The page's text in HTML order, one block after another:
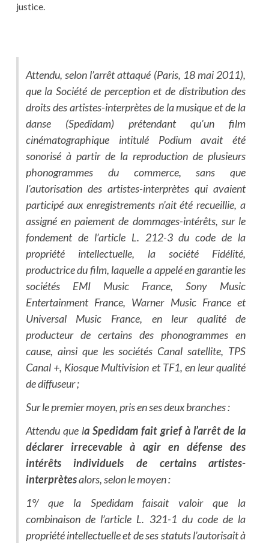
justice.
Attendu, selon l’arrêt attaqué (Paris, 18 mai 2011),
que la Société de perception et de distribution des
droits des artistes-interprètes de la musique et de la
danse (Spedidam) prétendant qu’un film
cinématographique intitulé Podium avait été
sonorisé à partir de la reproduction de plusieurs
phonogrammes du commerce, sans que
l’autorisation des artistes-interprètes qui avaient
participé aux enregistrements n’ait été recueillie, a
assigné en paiement de dommages-intérêts, sur le
fondement de l’article L. 212-3 du code de la
propriété intellectuelle, la société Fidélité,
productrice du film, laquelle a appelé en garantie les
sociétés EMI Music France, Sony Music
Entertainment France, Warner Music France et
Universal Music France, en leur qualité de
producteur de certains des phonogrammes en
cause, ainsi que les sociétés Canal satellite, TPS
Canal +, Kiosque Multivision et TF1, en leur qualité
de diffuseur ;
Sur le premier moyen, pris en ses deux branches :
Attendu que la Spedidam fait grief à l’arrêt de la
déclarer irrecevable à agir en défense des
intérêts individuels de certains artistes-
interprètesalors, selon le moyen :
1°/ que la Spedidam faisait valoir que la
combinaison de l’article L. 321-1 du code de la
propriété intellectuelle et de ses statuts l’autorisait à